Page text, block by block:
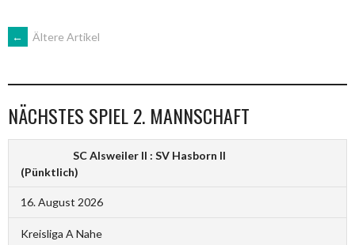
BEITRAGSNAVIGATION
← Ältere Artikel
NÄCHSTES SPIEL 2. MANNSCHAFT
SC Alsweiler II : SV Hasborn II
(Pünktlich)
16. August 2026
Kreisliga A Nahe